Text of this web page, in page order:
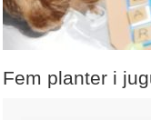
Fem planter i